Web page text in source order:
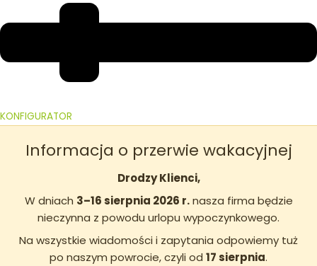
KONFIGURATOR
Informacja o przerwie wakacyjnej
Drodzy Klienci,
W dniach 3–16 sierpnia 2026 r.nasza firma będzie
nieczynna z powodu urlopu wypoczynkowego.
Na wszystkie wiadomości i zapytania odpowiemy tuż
po naszym powrocie, czyli od 17 sierpnia.